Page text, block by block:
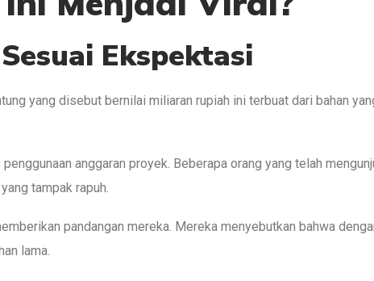
Ekspektasi
yang disebut bernilai miliaran rupiah ini terbuat dari bahan
anggaran proyek. Beberapa orang yang telah
tampak rapuh.
pandangan mereka. Mereka menyebutkan bahwa
lama.